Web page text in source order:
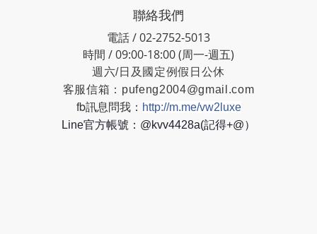
聯絡我們
電話 / 02-2752-5013
時間 / 09:00-18:00 (周一-週五)
週六/日及國定例假日公休
客服信箱： pufeng2004@gmail.com
fb訊息問我： http://m.me/vw2luxe
Line官方帳號：@kvv4428a(記得+@）